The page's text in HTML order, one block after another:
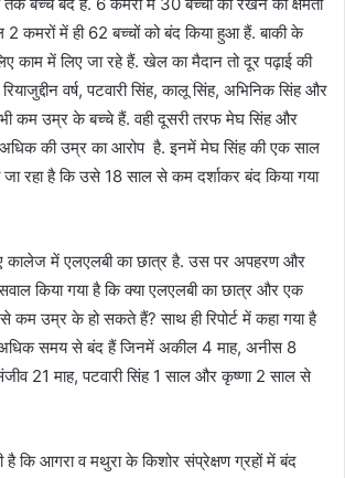
2 कमरों में ही 62 बच्चों को बंद किया हुआ हैं. बाकी के
काम में लिए जा रहे हैं. खेल का मैदान तो दूर पढ़ाई की
वर्ष, पटवारी सिंह, कालू सिंह, अभिनिक सिंह और
कम उम्र के बच्चे हैं. वही दूसरी तरफ मेघ सिंह और
की उम्र का आरोप है. इनमें मेघ सिंह की एक साल
रहा है कि उसे 18 साल से कम दर्शाकर बंद किया गया
कालेज में एलएलबी का छात्र है. उस पर अपहरण और
किया गया है कि क्या एलएलबी का छात्र और एक
कम उम्र के हो सकते हैं? साथ ही रिपोर्ट में कहा गया है
समय से बंद हैं जिनमें अकील 4 माह, अनीस 8
21 माह, पटवारी सिंह 1 साल और कृष्णा 2 साल से
कि आगरा व मथुरा के किशोर संप्रेक्षण ग्रहों में बंद